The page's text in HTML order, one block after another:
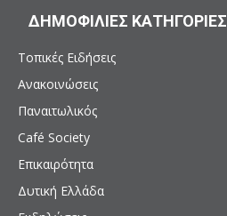
ΔΗΜΟΦΙΛΙΕΣ ΚΑΤΗΓΟΡΙΕΣ
Τοπικές Ειδήσεις
Ανακοινώσεις
Παναιτωλικός
Café Society
Επικαιρότητα
Δυτική Ελλάδα